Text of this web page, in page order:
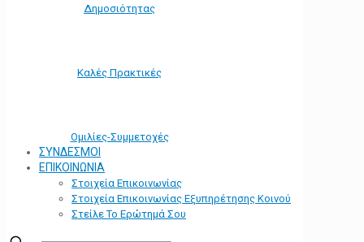
Δημοσιότητας
Καλές Πρακτικές
Ομιλίες-Συμμετοχές
ΣΥΝΔΕΣΜΟΙ
ΕΠΙΚΟΙΝΩΝΙΑ
Στοιχεία Επικοινωνίας
Στοιχεία Επικοινωνίας Εξυπηρέτησης Κοινού
Στείλε Το Ερώτημά Σου